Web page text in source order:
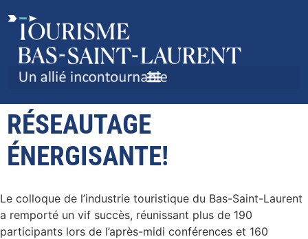
COLLOQUE : UNE JOURNÉE
DE RENCONTRES ET DE
RÉSEAUTAGE
ÉNERGISANTE!
Le colloque de l’industrie touristique du Bas-Saint-Laurent
a remporté un vif succès, réunissant plus de 190
participants lors de l’après-midi conférences et 160